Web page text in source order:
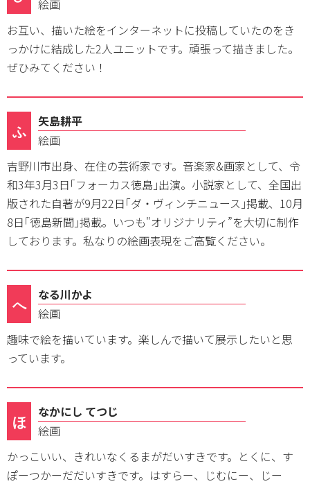
絵画
お互い、描いた絵をインターネットに投稿していたのをき
っかけに結成した2人ユニットです。頑張って描きました。
ぜひみてください！
ふ
矢島耕平
絵画
吉野川市出身、在住の芸術家です。音楽家&画家として、令
和3年3月3日｢フォーカス徳島｣出演。小説家として、全国出
版された自著が9月22日｢ダ・ヴィンチニュース｣掲載、10月
8日｢徳島新聞｣掲載。いつも"オリジナリティ”を大切に制作
しております。私なりの絵画表現をご高覧ください。
へ
なる川かよ
絵画
趣味で絵を描いています。楽しんで描いて展示したいと思
っています。
ほ
なかにし てつじ
絵画
かっこいい、きれいなくるまがだいすきです。とくに、す
ぽーつかーだだいすきです。はすらー、じむにー、じー